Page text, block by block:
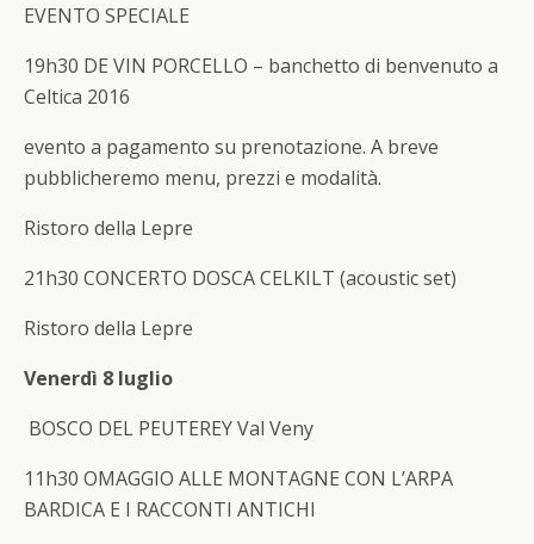
EVENTO SPECIALE
19h30 DE VIN PORCELLO – banchetto di benvenuto a
Celtica 2016
evento a pagamento su prenotazione. A breve
pubblicheremo menu, prezzi e modalità.
Ristoro della Lepre
21h30 CONCERTO DOSCA CELKILT (acoustic set)
Ristoro della Lepre
Venerdì 8 luglio
BOSCO DEL PEUTEREY Val Veny
11h30 OMAGGIO ALLE MONTAGNE CON L’ARPA
BARDICA E I RACCONTI ANTICHI